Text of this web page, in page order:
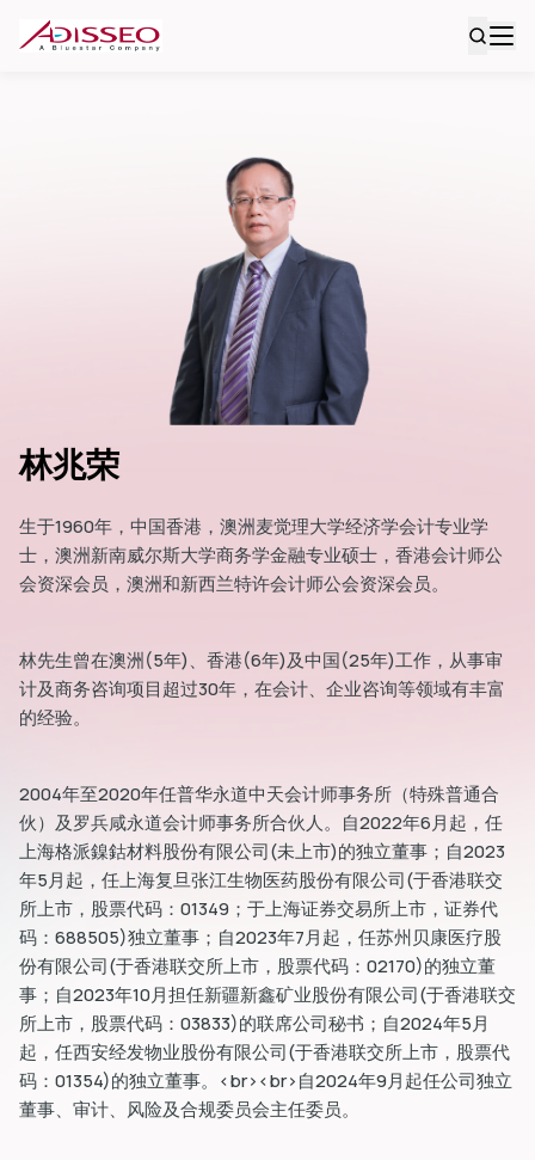
林兆荣
生于1960年，中国香港，澳洲麦觉理大学经济学会计专业学
士，澳洲新南威尔斯大学商务学金融专业硕士，香港会计师公
会资深会员，澳洲和新西兰特许会计师公会资深会员。
林先生曾在澳洲(5年)、香港(6年)及中国(25年)工作，从事审
计及商务咨询项目超过30年，在会计、企业咨询等领域有丰富
的经验。
2004年至2020年任普华永道中天会计师事务所（特殊普通合
伙）及罗兵咸永道会计师事务所合伙人。自2022年6月起，任
上海格派鎳鈷材料股份有限公司(未上市)的独立董事；自2023
年5月起，任上海复旦张江生物医药股份有限公司(于香港联交
所上市，股票代码：01349；于上海证券交易所上市，证券代
码：688505)独立董事；自2023年7月起，任苏州贝康医疗股
份有限公司(于香港联交所上市，股票代码：02170)的独立董
事；自2023年10月担任新疆新鑫矿业股份有限公司(于香港联交
所上市，股票代码：03833)的联席公司秘书；自2024年5月
起，任西安经发物业股份有限公司(于香港联交所上市，股票代
码：01354)的独立董事。<br><br>自2024年9月起任公司独立
董事、审计、风险及合规委员会主任委员。